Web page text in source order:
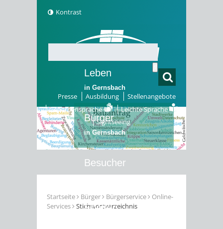
Kontrast
Presse Ausbildung
Stellenangebote
Gebärdensprache
Leichte Sprache
Sightseeing
Leben
in Gernsbach
Bürger
in Gernsbach
Besucher
Erleben
Startseite Bürger Bürgerservice
Online-
Services
Stichwortverzeichnis